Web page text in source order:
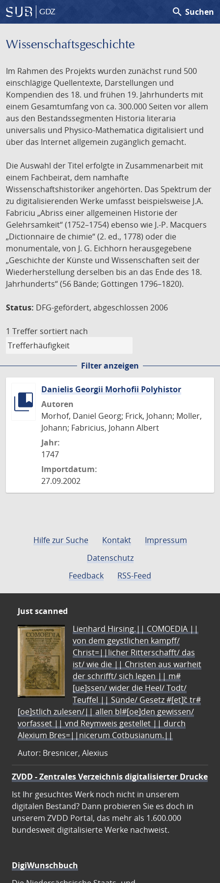
GDZ search Suchen
Wissenschafts­geschichte
Im Rahmen des Projekts wurden zunächst rund 500
einschlägige Quellentexte, Darstellungen und
Kompendien des 18. und frühen 19. Jahrhunderts mit
einem Gesamtumfang von ca. 300.000 Seiten vor allem
aus den Bestandssegmenten Historia literaria
universalis und Physico-Mathematica digitalisiert und
über das Internet allgemein zugänglich gemacht.
Die Auswahl der Titel erfolgte in Zusammenarbeit mit
einem Fachbeirat, dem namhafte
Wissenschaftshistoriker angehörten. Das Spektrum der
zu digitalisierenden Werke umfasst beispielsweise J.A.
Fabriciu „Abriss einer allgemeinen Historie der
Gelehrsamkeit“ (1752–1754) ebenso wie J.-P. Macquers
„Dictionnaire de chimie“ (2. ed., 1778) oder die
monumentale, von J. G. Eichhorn herausgegebene
„Geschichte der Künste und Wissenschaften seit der
Wiederherstellung derselben bis an das Ende des 18.
Jahrhunderts“ (56 Bände; Göttingen 1796–1820).
Status: DFG-gefördert, abgeschlossen 2006
1 Treffer sortiert nach
Filter anzeigen
Danielis Georgii Morhofii Polyhistor
Autoren
Morhof, Daniel Georg; Frick, Johann; Moller,
Johann; Fabricius, Johann Albert
Jahr:
1747
Importdatum:
27.09.2002
Hilfe zur Suche Kontakt
Impressum
Datenschutz
Feedback
RSS-Feed
Just scanned
Lienhard Hirsing.|| COMOEDIA ||
von dem geystlichen kampff/
Christ=||licher Ritterschafft/ das
ist/ wie die || Christen aus warheit
der schrifft/ sich legen || m#
[ue]ssen/ wider die Heel/ Todt/
Teuffel || Sünde/ Gesetz #[et]c̃ tr#
[oe]stlich zulesen/|| allen bl#[oe]den gewissen/
vorfasset || vnd Reymweis gestellet || durch
Alexium Bres=||nicerum Cotbusianum.||
Autor: Bresnicer, Alexius
ZVDD - Zentrales Verzeichnis digitalisierter Drucke
Ist Ihr gesuchtes Werk noch nicht in unserem
digitalen Bestand? Dann probieren Sie es doch in
unserem ZVDD Portal, das mehr als 1.600.000
bundesweit digitalisierte Werke nachweist.
DigiWunschbuch